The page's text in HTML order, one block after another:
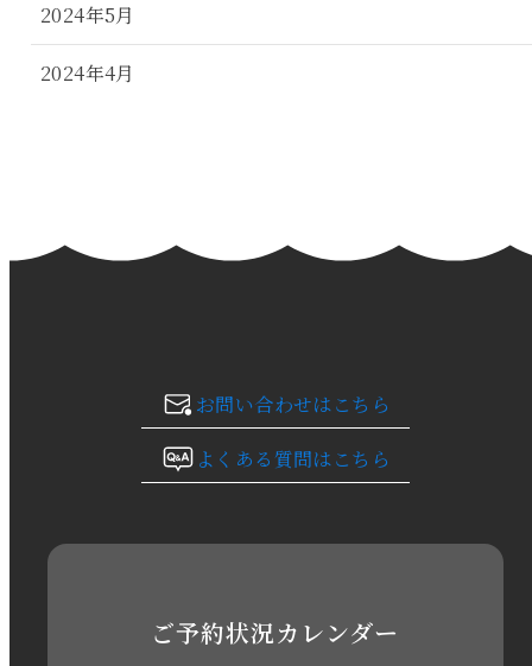
2024年5月
2024年4月
2024年1月
2023年10月
2023年8月
お問い合わせはこちら
よくある質問はこちら
ご予約状況カレンダー